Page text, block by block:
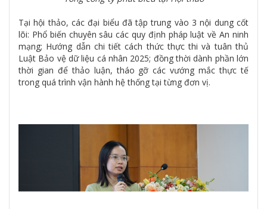
Tại hội thảo, các đại biểu đã tập trung vào 3 nội dung cốt
lõi: Phổ biến chuyên sâu các quy định pháp luật về An ninh
mạng; Hướng dẫn chi tiết cách thức thực thi và tuân thủ
Luật Bảo vệ dữ liệu cá nhân 2025; đồng thời dành phần lớn
thời gian để thảo luận, tháo gỡ các vướng mắc thực tế
trong quá trình vận hành hệ thống tại từng đơn vị.